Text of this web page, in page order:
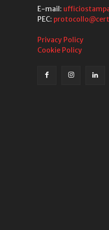
E-mail:
PEC:
Privacy Policy
Cookie Policy